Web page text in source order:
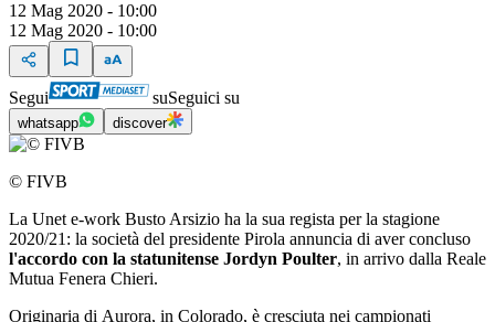
12 Mag 2020 - 10:00
12 Mag 2020 - 10:00
Segui suSeguici su
whatsapp discover
© FIVB
La Unet e-work Busto Arsizio ha la sua regista per la stagione
2020/21: la società del presidente Pirola annuncia di aver concluso
l'accordo con la statunitense Jordyn Poulter, in arrivo dalla Reale
Mutua Fenera Chieri.
Originaria di Aurora, in Colorado, è cresciuta nei campionati